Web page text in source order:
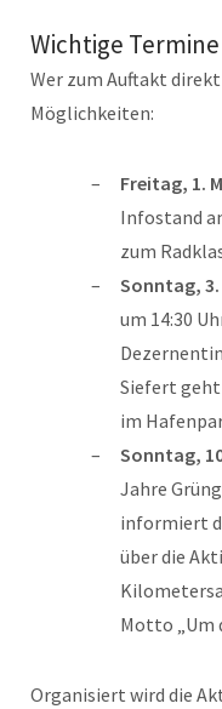
Wichtige
Wer zum Auftakt
Möglichkeiten:
Freitag, 1.
Infostand
zum
Sonntag, 3.
um 14:30
Siefert geht
im
Sonntag,
Jahre
informiert
über die
Motto „Um
Organisiert wird die